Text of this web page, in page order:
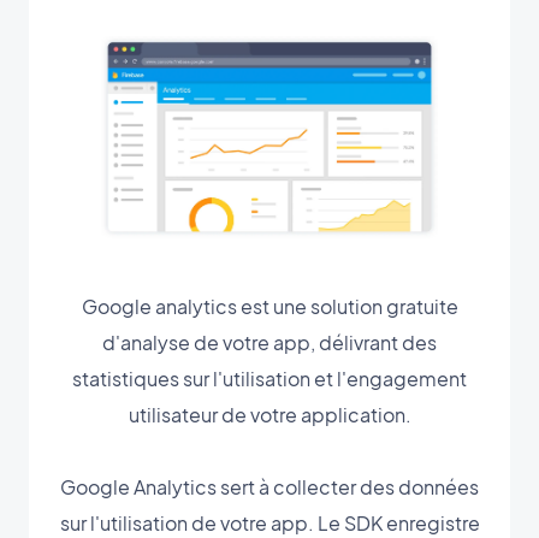
Google analytics est une solution gratuite
d'analyse de votre app, délivrant des
statistiques sur l'utilisation et l'engagement
utilisateur de votre application.
Google Analytics sert à collecter des données
sur l'utilisation de votre app. Le SDK enregistre